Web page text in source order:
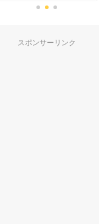
スポンサーリンク